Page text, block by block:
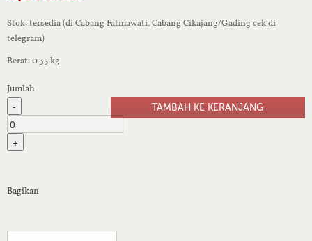
Stok: tersedia (di Cabang Fatmawati. Cabang Cikajang/Gading cek di
telegram)
Berat: 0.35 kg
Jumlah
-
+
Bagikan